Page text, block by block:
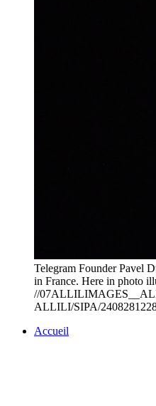
Telegram Founder Pavel
in France. Here in photo
//
ALLILI/SIPA/
Accueil